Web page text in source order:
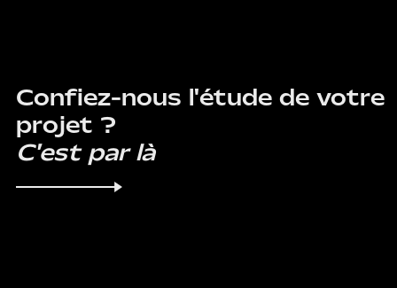
Confiez-nous l'étude de votre
projet ?
C'est par là